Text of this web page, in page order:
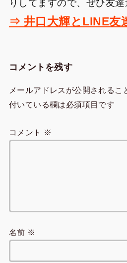
りしてますので、ぜひ友達
⇒ 井口大輝とLINE友
コメントを残す
メールアドレスが公開されるこ
付いている欄は必須項目です
コメント ※
名前 ※